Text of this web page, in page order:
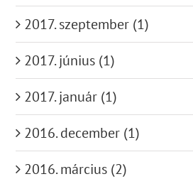
2017. szeptember (1)
2017. június (1)
2017. január (1)
2016. december (1)
2016. március (2)